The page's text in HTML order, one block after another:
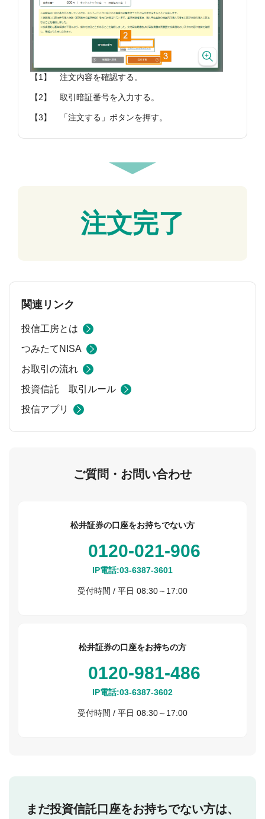
【1】 注文内容を確認する。
【2】 取引暗証番号を入力する。
【3】 「注文する」ボタンを押す。
注文完了
関連リンク
投信工房とは
つみたてNISA
お取引の流れ
投資信託 取引ルール
投信アプリ
ご質問・お問い合わせ
松井証券の口座をお持ちでない方
0120-021-906
IP電話:03-6387-3601
受付時間 / 平日 08:30～17:00
松井証券の口座をお持ちの方
0120-981-486
IP電話:03-6387-3602
受付時間 / 平日 08:30～17:00
まだ投資信託口座をお持ちでない方は、